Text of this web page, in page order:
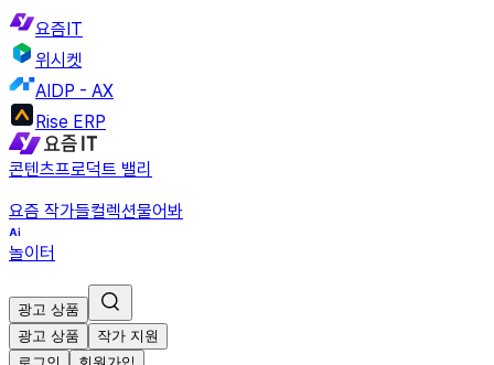
요즘IT
위시켓
AIDP - AX
Rise ERP
콘텐츠프로덕트 밸리
요즘 작가들컬렉션물어봐
놀이터
광고 상품
광고 상품
작가 지원